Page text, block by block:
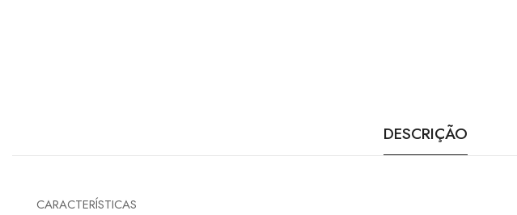
DESCRIÇÃO
CARACTERÍSTICAS